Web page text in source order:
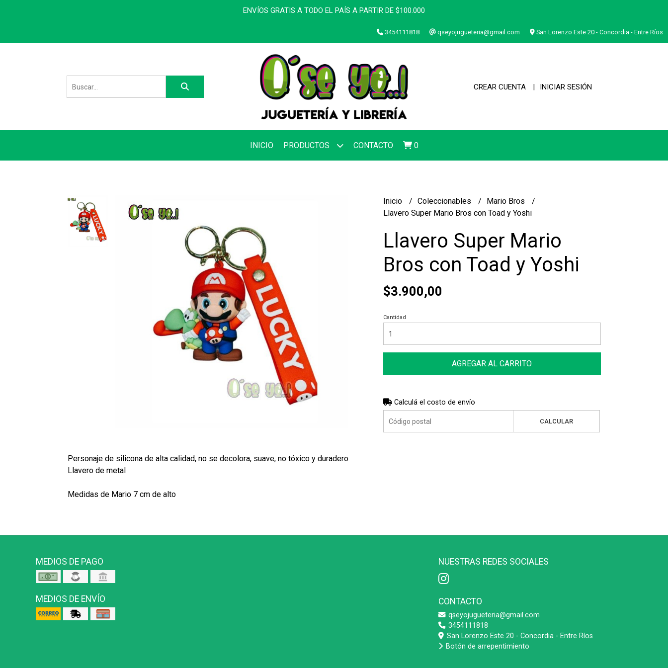
ENVÍOS GRATIS A TODO EL PAÍS A PARTIR DE $100.000
3454111818 qseyojugueteria@gmail.com San Lorenzo Este 20 - Concordia - Entre Ríos
CREAR CUENTA INICIAR SESIÓN
INICIO PRODUCTOS CONTACTO 0
Personaje de silicona de alta calidad, no se decolora, suave, no tóxico y duradero
Llavero de metal
Medidas de Mario 7 cm de alto
Inicio Coleccionables
Mario Bros
Llavero Super Mario Bros con Toad y Yoshi
Llavero Super Mario
Bros con Toad y Yoshi
$3.900,00
Cantidad
AGREGAR AL CARRITO
Calculá el costo de envío
CALCULAR
MEDIOS DE PAGO
MEDIOS DE ENVÍO
NUESTRAS REDES SOCIALES
CONTACTO
qseyojugueteria@gmail.com
3454111818
San Lorenzo Este 20 - Concordia - Entre Ríos
Botón de arrepentimiento